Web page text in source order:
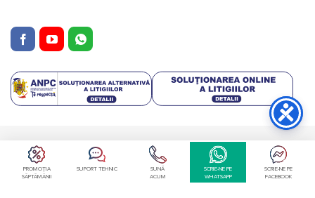
PROMOȚIA
SĂPTĂMÂNII
SUPORT TEHNIC
SUNĂ
ACUM
SCRIE-NE PE
WHATSAPP
SCRIE-NE PE
FACEBOOK
Copyright © Cazane Centrale SRL 2025
Retragere din contract